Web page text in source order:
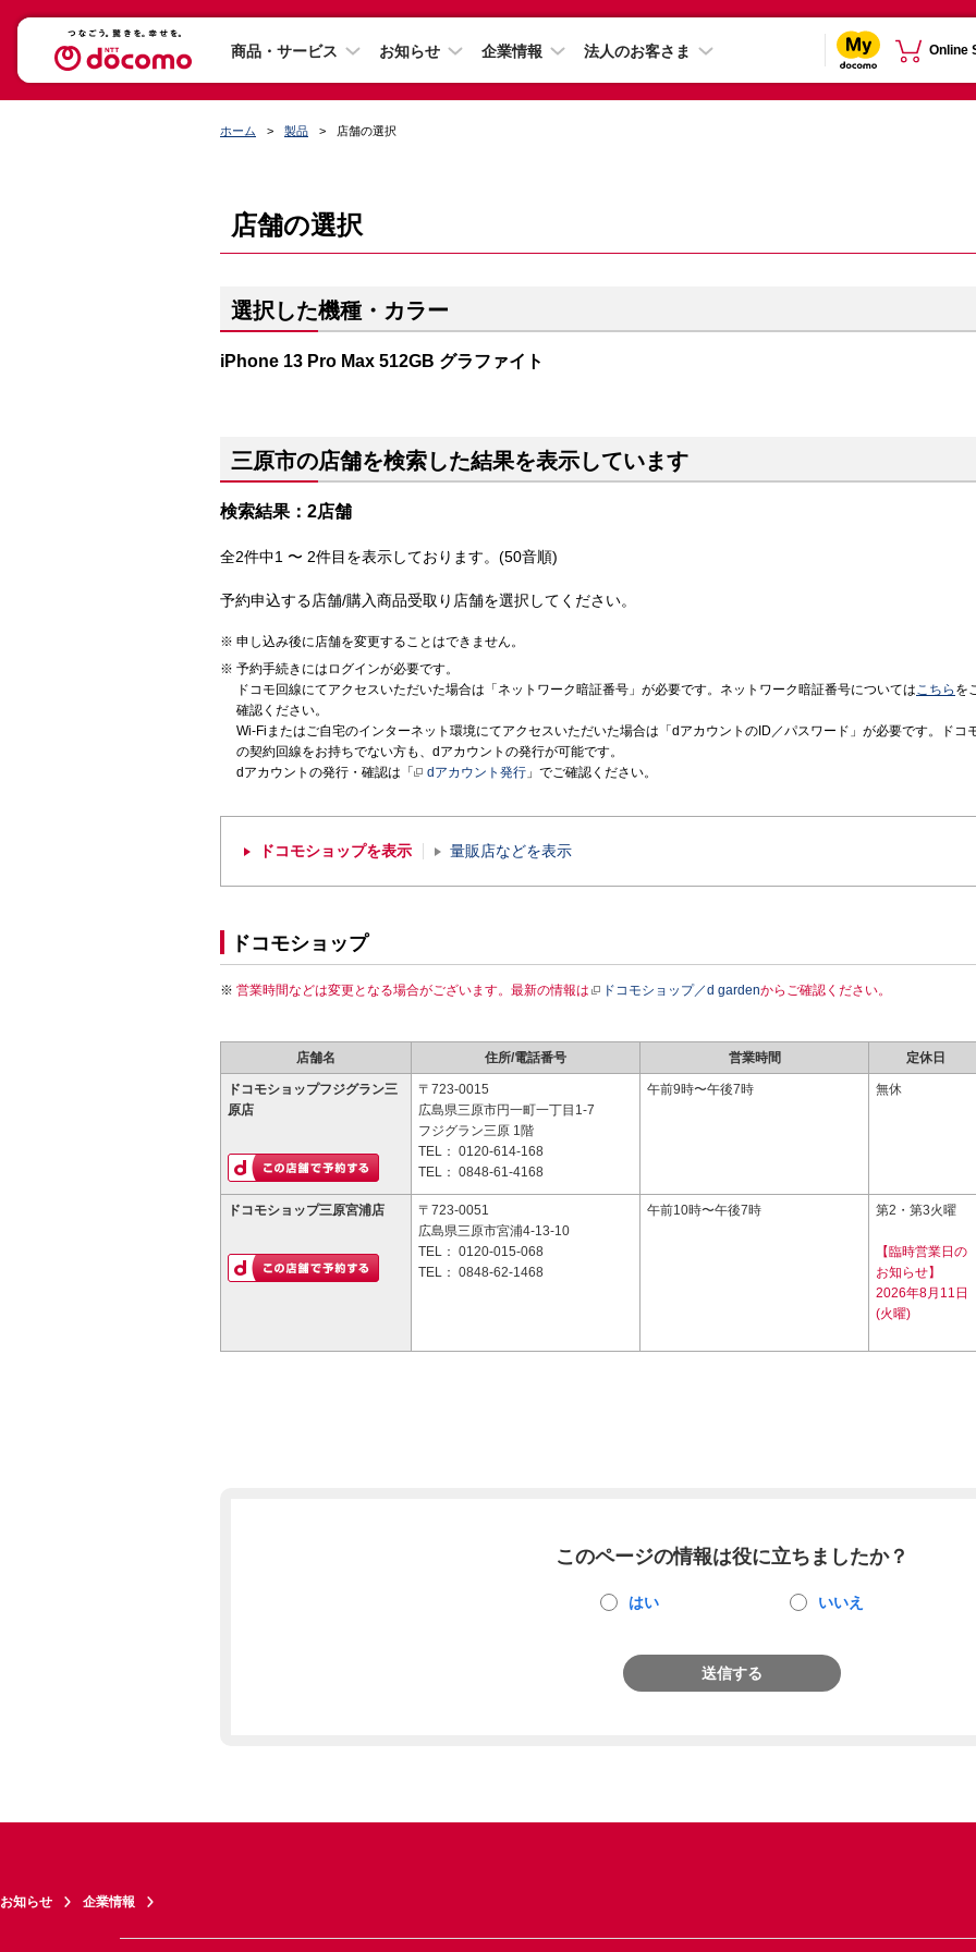
商品・サービス お知らせ 企業情報 法人のお客さま Online
ホーム 製品 店舗の選択
店舗の選択
選択した機種・カラー
iPhone 13 Pro Max 512GB グラファイト
三原市の店舗を検索した結果を表示しています
検索結果：2店舗
全2件中1 〜 2件目を表示しております。(50音順)
予約申込する店舗/購入商品受取り店舗を選択してください。
申し込み後に店舗を変更することはできません。
予約手続きにはログインが必要です。
ドコモ回線にてアクセスいただいた場合は「ネットワーク暗証番号」が必要です。ネットワーク暗証番号についてはこちら を
確認ください。
Wi-Fiまたはご自宅のインターネット環境にてアクセスいただいた場合は「dアカウントのID／パスワード」が必要です。ドコ
の契約回線をお持ちでない方も、dアカウントの発行が可能です。
dアカウントの発行・確認は「
dアカウント発行 」でご確認ください。
ドコモショップを表示 量販店などを表示
ドコモショップ
営業時間などは変更となる場合がございます。最新の情報は ドコモショップ／d gardenからご確認ください。
店舗名 住所/電話番号 営業時間 定休日
ドコモショップフジグラン三
原店
〒723-0015
広島県三原市円一町一丁目1-7
フジグラン三原 1階
TEL： 0120-614-168
TEL： 0848-61-4168
午前9時〜午後7時 無休
ドコモショップ三原宮浦店
〒723-0051
広島県三原市宮浦4-13-10
TEL： 0120-015-068
TEL： 0848-62-1468
午前10時〜午後7時 第2・第3火曜
【臨時営業日の
お知らせ】
2026年8月11日
(火曜)
このページの情報は役に立ちましたか？
はい いいえ
送信する
お知らせ 企業情報